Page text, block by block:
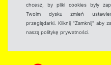
chcesz, by pliki cookies były
Twoim dysku zmień
przeglądarki. Kliknij "Zamknij" aby
naszą politykę prywatności.